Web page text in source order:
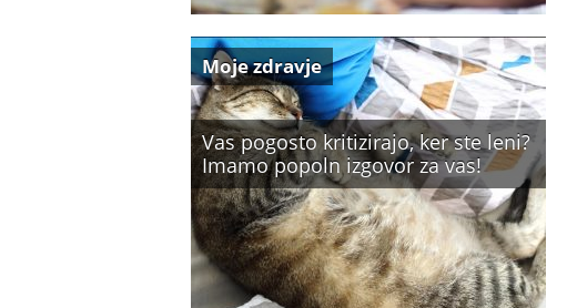
Vas pogosto kritizirajo, ker ste leni?
Imamo popoln izgovor za vas!
Moje zdravje